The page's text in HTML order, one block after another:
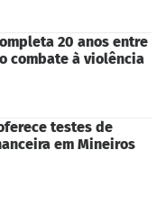
20 anos entre
combate à violência
testes de
em Mineiros